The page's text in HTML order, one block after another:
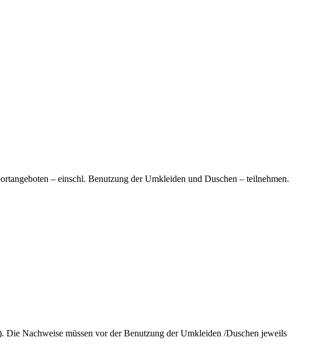
– einschl. Benutzung der Umkleiden und Duschen – teilnehmen.
Die Nachweise müssen vor der Benutzung der Umkleiden /Duschen jeweils